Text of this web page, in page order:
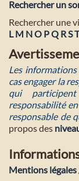
Rechercher un
Rechercher une
L M NO PQ RST
Les
cas engager la
qui
responsabilité
responsable de
propos des
Mentions légales